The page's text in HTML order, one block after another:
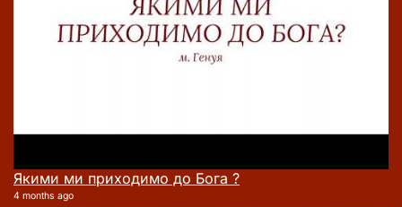
Якими ми приходимо до Бога ?
4 months ago